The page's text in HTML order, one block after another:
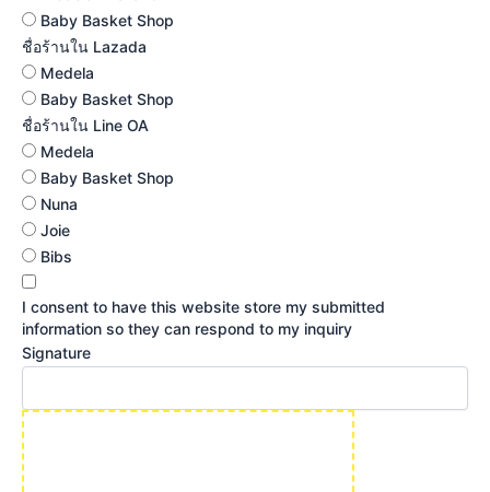
Baby Basket Shop
ชื่อร้านใน Lazada
Medela
Baby Basket Shop
ชื่อร้านใน Line OA
Medela
Baby Basket Shop
Nuna
Joie
Bibs
I consent to have this website store my submitted
information so they can respond to my inquiry
Signature